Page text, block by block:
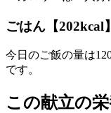
ごはん【202kcal】
今日のご飯の量は
です。
この献立の